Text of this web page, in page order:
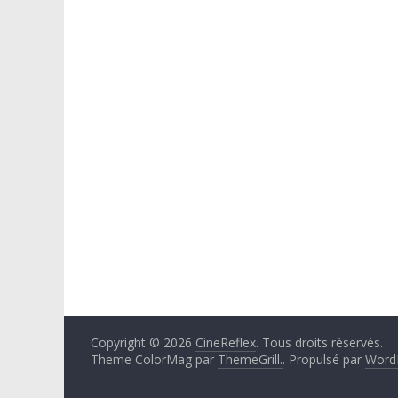
Copyright © 2026 CineReflex. Tous droits réservés.
Theme ColorMag par ThemeGrill.. Propulsé par